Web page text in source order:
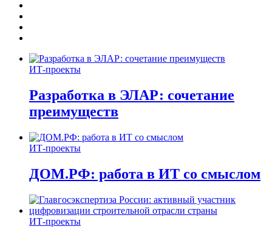
ИТ-проекты
Разработка в ЭЛАР: сочетание
преимуществ
ИТ-проекты
ДОМ.РФ: работа в ИТ со смыслом
ИТ-проекты